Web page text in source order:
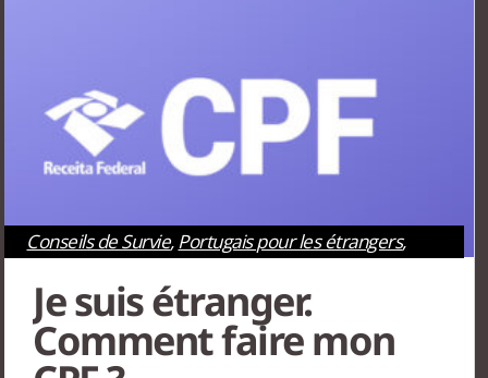
Conseils de Survie,Portugais pour les étrangers,
Je suis étranger.
Comment faire mon